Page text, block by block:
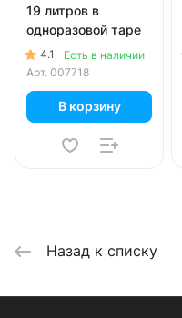
19 литров в
одноразовой таре
4.1
Есть в наличии
Арт. 007718
В корзину
Назад к списку